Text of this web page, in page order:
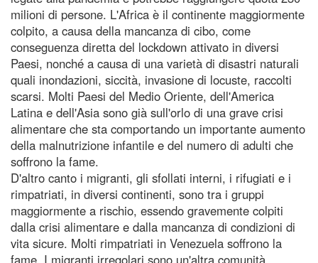
milioni di persone. L'Africa è il continente maggiormente
colpito, a causa della mancanza di cibo, come
conseguenza diretta del lockdown attivato in diversi
Paesi, nonché a causa di una varietà di disastri naturali
quali inondazioni, siccità, invasione di locuste, raccolti
scarsi. Molti Paesi del Medio Oriente, dell'America
Latina e dell'Asia sono già sull'orlo di una grave crisi
alimentare che sta comportando un importante aumento
della malnutrizione infantile e del numero di adulti che
soffrono la fame.
D'altro canto i migranti, gli sfollati interni, i rifugiati e i
rimpatriati, in diversi continenti, sono tra i gruppi
maggiormente a rischio, essendo gravemente colpiti
dalla crisi alimentare e dalla mancanza di condizioni di
vita sicure. Molti rimpatriati in Venezuela soffrono la
fame. I migranti irregolari sono un'altra comunità